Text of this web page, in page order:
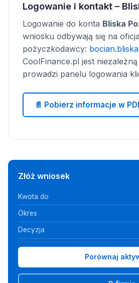
Logowanie i kontakt –
Logowanie do konta Bliska
wniosku odbywają się na
pożyczkodawcy:
CoolFinance.pl jest
prowadzi panelu logowania
📄 Pobierz informacje w
Złóż wniosek
Kwota do
Okres
Decyzja
Porównaj